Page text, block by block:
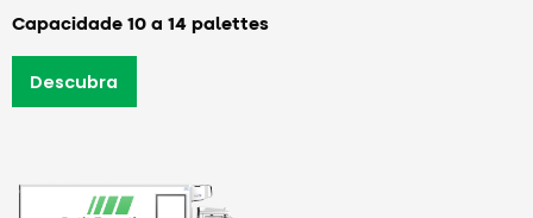
Capacidade 10 a 14 palettes
Descubra